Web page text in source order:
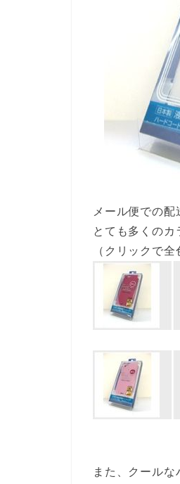
メール便での配
とても多くのカ
（クリックで全
また、クールな